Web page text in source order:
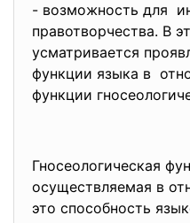
- возможность для
правотворчества. В
усматривается
функции языка в
функции
Гносеологическая
осуществляемая в
это способность